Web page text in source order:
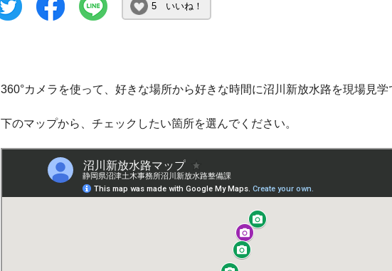
5 いいね！
360°カメラを使って、好きな場所から好きな時間に沼川新放水路を現場見学
下のマップから、チェックしたい箇所を選んでください。